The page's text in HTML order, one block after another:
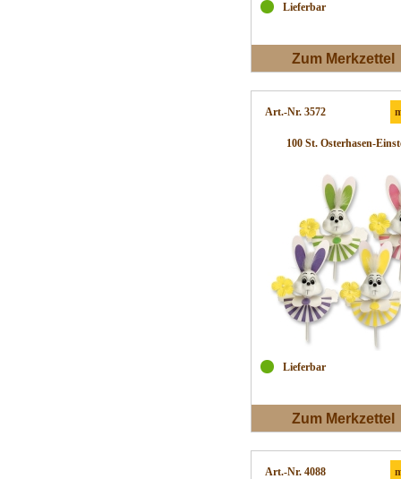
Lieferbar
Zum Merkzettel
Art.-Nr. 3572
100 St. Osterhasen-
Lieferbar
Zum Merkzettel
Art.-Nr. 4088